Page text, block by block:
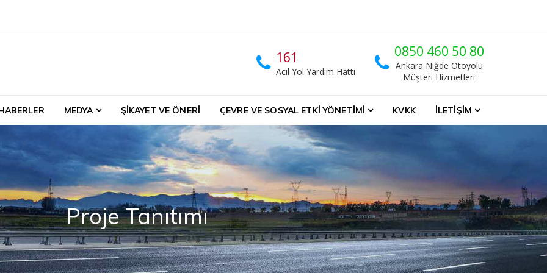
MEDYA ŞIKAYET VE ÖNERI ÇEVRE VE SOSYAL ETKI YÖNETIMI KVKK İLETIŞIM
0850 460 50 80
Ankara Niğde Otoyolu
Müşteri Hizmetleri
161
Acil Yol Yardım Hattı
Proje Tanıtımı